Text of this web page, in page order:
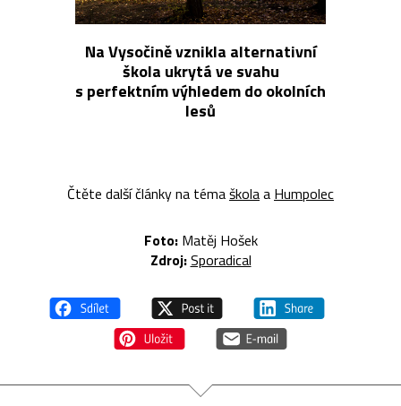
Na Vysočině vznikla alternativní
škola ukrytá ve svahu
s perfektním výhledem do okolních
lesů
Čtěte další články na témaškolaa Humpolec
Foto:Matěj Hošek
Zdroj:Sporadical